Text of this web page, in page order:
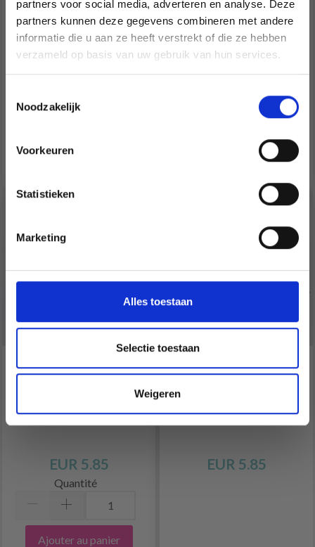
partners voor social media, adverteren en analyse. Deze
partners kunnen deze gegevens combineren met andere
informatie die u aan ze heeft verstrekt of die ze hebben
verzameld op basis van uw gebruik van hun services.
Noodzakelijk
Voorkeuren
Statistieken
Marketing
Alles toestaan
Selectie toestaan
Weigeren
TORSADE YOGA 7 MM
Quantité
COLLIER MAGNÉTIQUE
Ajouter au panier
KNITPRO SYMFONIE
AIGUILLES À TORSADES
EUR 5.85
Quantité
Ajouter au panier
KNITPRO DREAMZ
EUR 5.85
Économisez jusqu'à 50 %
Soyez le premier à connaître nos soldes et
Wil je liever nieuws ontvangen over onze
Nederlands?